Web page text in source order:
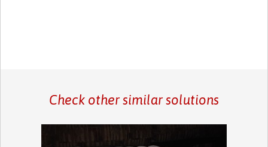
Check other similar solutions